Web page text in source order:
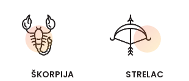
ŠKORPIJA STRELAC